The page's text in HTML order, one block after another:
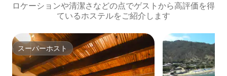
ロケーションや清潔さなどの点でゲストから高評価を得
ているホステルをご紹介します
スーパーホスト
スーパーホスト